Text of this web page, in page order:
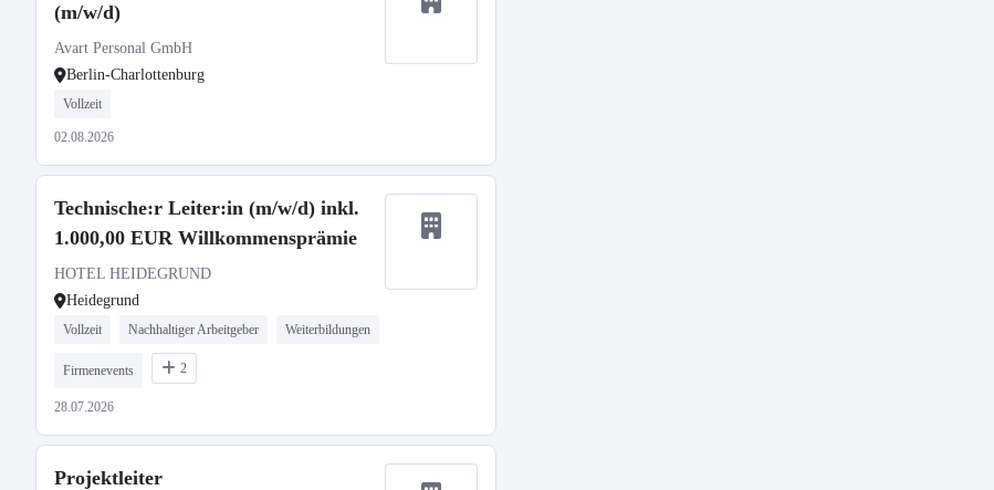
(m/w/d)
Avart Personal GmbH
Berlin-Charlottenburg
Vollzeit
02.08.2026
Technische:r Leiter:in (m/w/d) inkl.
1.000,00 EUR Willkommensprämie
HOTEL HEIDEGRUND
Heidegrund
Vollzeit Nachhaltiger Arbeitgeber Weiterbildungen
Firmenevents 2
28.07.2026
Projektleiter